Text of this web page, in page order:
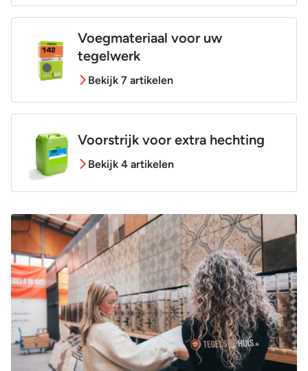
Voegmateriaal voor uw
tegelwerk
Bekijk 7 artikelen
Voorstrijk voor extra hechting
Bekijk 4 artikelen